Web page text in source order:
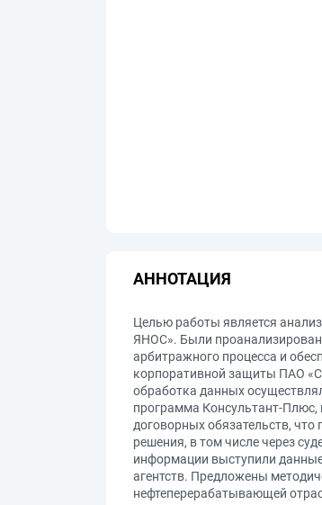
АННОТАЦИЯ
Целью работы является
ЯНОС». Были
арбитражного процесса и
корпоративной защиты ПАО
обработка данных
программа Консультант-
договорных обязательств,
решения, в том числе через
информации выступили данные
агентств. Предложены
нефтеперерабатывающей